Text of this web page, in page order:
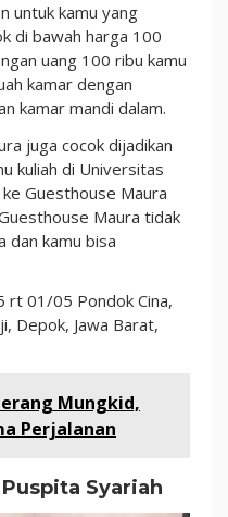
untuk kamu yang
di bawah harga 100
uang 100 ribu kamu
kamar dengan
kamar mandi dalam.
juga cocok dijadikan
kuliah di Universitas
Guesthouse Maura
Maura tidak
dan kamu bisa
rt 01/05 Pondok Cina,
Depok, Jawa Barat,
Mungkid,
Perjalanan
Syariah